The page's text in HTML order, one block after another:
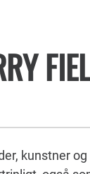
kunstner